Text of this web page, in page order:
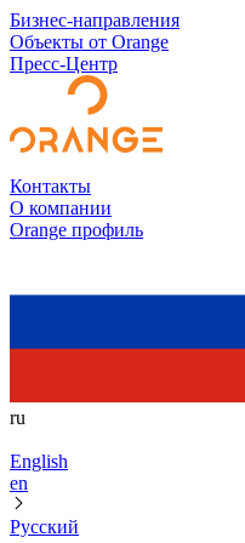
Бизнес-направления
Объекты от Orange
Пресс-Центр
Контакты
О компании
Orange профиль
ru
English
en
Русский